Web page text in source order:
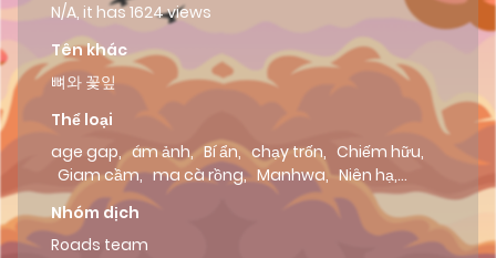
N/A, it has 1624 views
Tên khác
뼈와 꽃잎
Thể loại
age gap, ám ảnh, Bí ẩn, chạy trốn, Chiếm hữu,
Giam cầm, ma cà rồng, Manhwa, Niên hạ,
phương tây, age gap , ám ảnh, Bí
ẩn , chạy trốn
ma cà
rồng, Manhwa top tâm cơ
Nhóm dịch
Roads team